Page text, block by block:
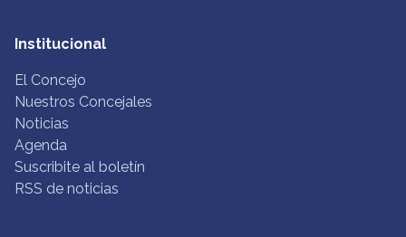
Institucional
El Concejo
Nuestros Concejales
Noticias
Agenda
Suscribite al boletín
RSS de noticias